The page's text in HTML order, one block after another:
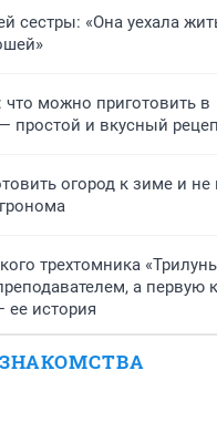
сестры: «Она уехала
что можно приготовить в
простой и вкусный
огород к зиме и не
трехтомника
а первую
ее история
ЗНАКОМСТВА